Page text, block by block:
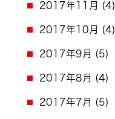
2017年11月 (4)
2017年10月 (4)
2017年9月 (5)
2017年8月 (4)
2017年7月 (5)